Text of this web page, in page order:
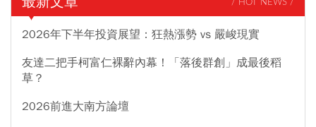
/ HOT NEWS /
2026年下半年投資展望：狂熱漲勢 vs 嚴峻現實
友達二把手柯富仁裸辭內幕！「落後群創」成最後稻
草？
2026前進大南方論壇